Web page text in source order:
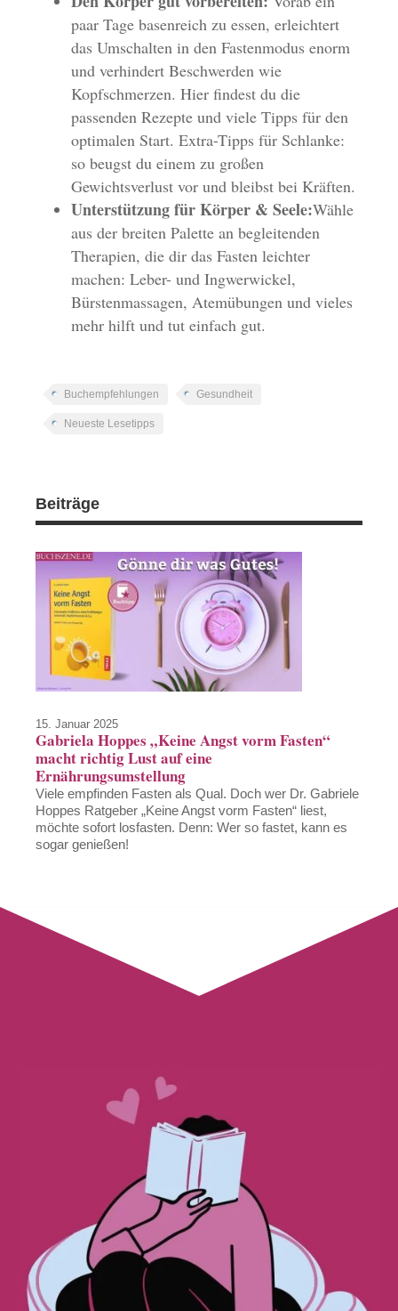
paar Tage basenreich zu essen, erleichtert
das Umschalten in den Fastenmodus enorm
und verhindert Beschwerden wie
Kopfschmerzen. Hier findest du die
passenden Rezepte und viele Tipps für den
optimalen Start. Extra-Tipps für Schlanke:
so beugst du einem zu großen
Gewichtsverlust vor und bleibst bei Kräften.
Unterstützung für Körper & Seele:Wähle
aus der breiten Palette an begleitenden
Therapien, die dir das Fasten leichter
machen: Leber- und Ingwerwickel,
Bürstenmassagen, Atemübungen und vieles
mehr hilft und tut einfach gut.
Buchempfehlungen Gesundheit
Neueste Lesetipps
Beiträge
15. Januar 2025
Gabriela Hoppes „Keine Angst vorm Fasten“
macht richtig Lust auf eine
Ernährungsumstellung
Viele empfinden Fasten als Qual. Doch wer Dr. Gabriele
Hoppes Ratgeber „Keine Angst vorm Fasten“ liest,
möchte sofort losfasten. Denn: Wer so fastet, kann es
sogar genießen!